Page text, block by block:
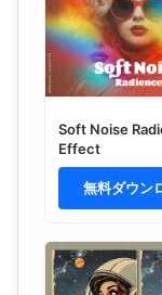
Soft Noise
Effect
無料ダウン